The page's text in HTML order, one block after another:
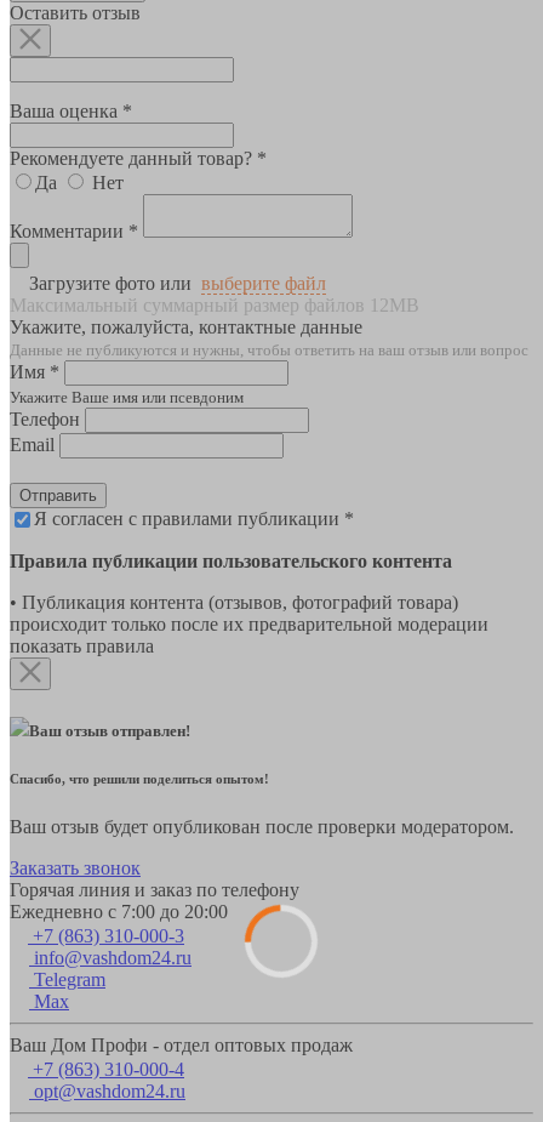
Оставить отзыв
Ваша оценка *
Рекомендуете данный товар? *
Да
Нет
Комментарии *
Загрузите фото или выберите файл
Максимальный суммарный размер файлов 12MB
Укажите, пожалуйста, контактные данные
Данные не публикуются и нужны, чтобы ответить на ваш отзыв или вопрос
Имя *
Укажите Ваше имя или псевдоним
Телефон
Email
Отправить
Я согласен с правилами публикации *
Правила публикации пользовательского контента
• Публикация контента (отзывов, фотографий товара)
происходит только после их предварительной модерации
показать правила
Ваш отзыв отправлен!
Спасибо, что решили поделиться опытом!
Ваш отзыв будет опубликован после проверки модератором.
Заказать звонок
Горячая линия и заказ по телефону
Ежедневно с 7:00 до 20:00
+7 (863) 310-000-3
info@vashdom24.ru
Telegram
Max
Ваш Дом Профи - отдел оптовых продаж
+7 (863) 310-000-4
opt@vashdom24.ru